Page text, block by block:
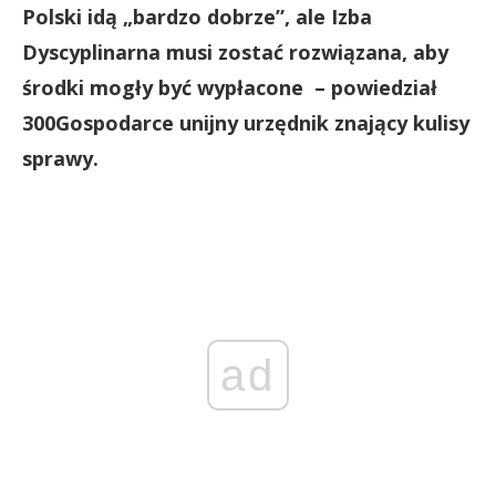
Polski idą „bardzo dobrze”, ale Izba
Dyscyplinarna musi zostać rozwiązana, aby
środki mogły być wypłacone – powiedział
300Gospodarce unijny urzędnik znający kulisy
sprawy.
ad